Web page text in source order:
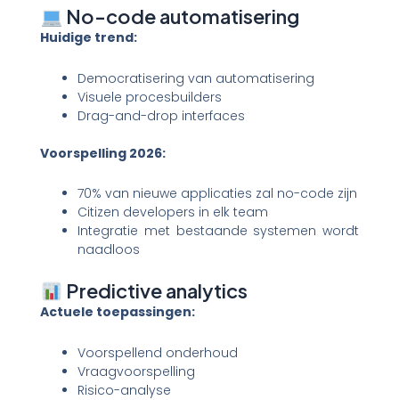
No-code automatisering
Huidige trend:
Democratisering van automatisering
Visuele procesbuilders
Drag-and-drop interfaces
Voorspelling 2026:
70% van nieuwe applicaties zal no-code zijn
Citizen developers in elk team
Integratie met bestaande systemen wordt
naadloos
Predictive analytics
Actuele toepassingen:
Voorspellend onderhoud
Vraagvoorspelling
Risico-analyse